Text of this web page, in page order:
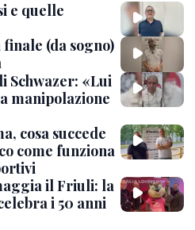
e quelle
(da sogno)
Schwazer: «Lui
manipolazione
cosa succede
come funziona
il Friuli: la
i 50 anni